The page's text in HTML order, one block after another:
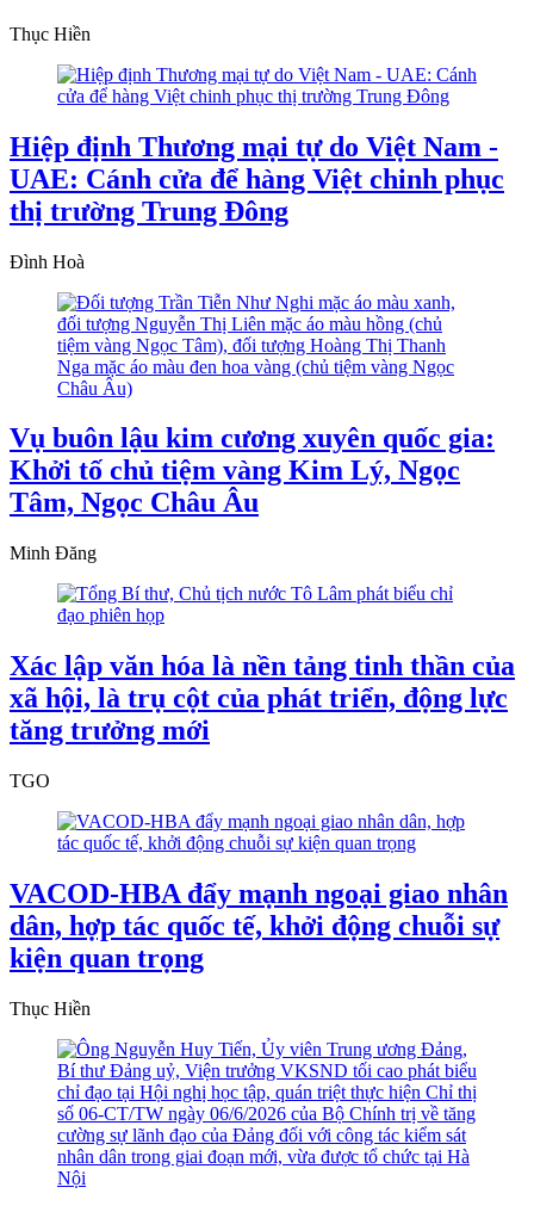
Thục Hiền
Hiệp định Thương mại tự do Việt Nam -
UAE: Cánh cửa để hàng Việt chinh phục
thị trường Trung Đông
Đình Hoà
Vụ buôn lậu kim cương xuyên quốc gia:
Khởi tố chủ tiệm vàng Kim Lý, Ngọc
Tâm, Ngọc Châu Âu
Minh Đăng
Xác lập văn hóa là nền tảng tinh thần của
xã hội, là trụ cột của phát triển, động lực
tăng trưởng mới
TGO
VACOD-HBA đẩy mạnh ngoại giao nhân
dân, hợp tác quốc tế, khởi động chuỗi sự
kiện quan trọng
Thục Hiền